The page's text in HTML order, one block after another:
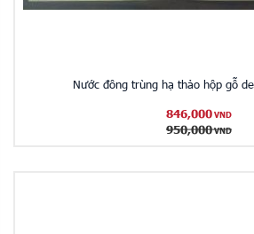
Nước đông trùng hạ thảo hộp gỗ
846,000 VND
950,000 VND